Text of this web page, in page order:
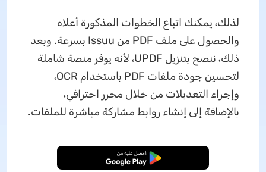
لذلك، يمكنك اتباع الخطوات المذكورة أعلاه
والحصول على ملف PDF من Issuu بسرعة. وبعد
ذلك، ننصح بتنزيل UPDF، لأنه يوفر منصة شاملة
لتحسين جودة ملفات PDF باستخدام OCR،
وإجراء التعديلات من خلال محرر احترافي،
بالإضافة إلى إنشاء روابط مشاركة مباشرة للملفات.
تنزيل مجاني